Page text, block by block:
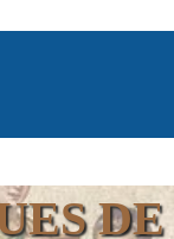
DE